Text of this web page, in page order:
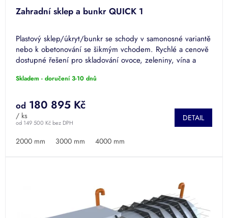
R
Zahradní sklep a bunkr QUICK 1
Plastový sklep/úkryt/bunkr se schody v samonosné variantě
nebo k obetonování se šikmým vchodem. Rychlé a cenově
dostupné řešení pro skladování ovoce, zeleniny, vína a
Skladem - doručení 3-10 dnů
od 149 500 Kč bez DPH
od 180 895 Kč
/ ks DETAIL
2000 mm 3000 mm 4000 mm